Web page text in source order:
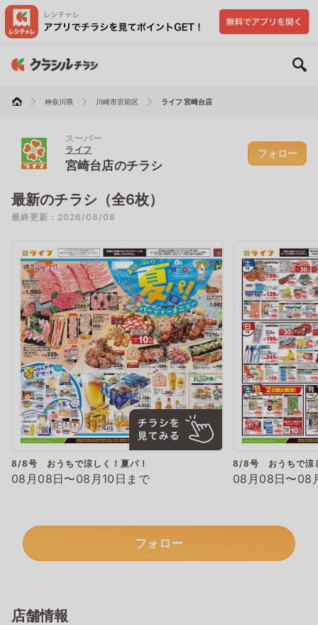
神奈川県 川崎市宮前区 ライフ 宮崎台店
スーパー
ライフ
宮崎台店のチラシ
フォロー
最新のチラシ（全6枚）
最終更新：2026/08/08
8/8号 おうちで涼しく！夏パ！
08月08日〜08月10日まで
8/8号 おうちで涼
08月08日〜08
フォロー
店舗情報